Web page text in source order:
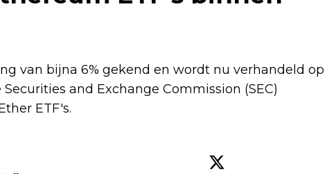
van bijna 6% gekend en wordt nu verhandeld op
and Exchange Commission (SEC)
ETF's.